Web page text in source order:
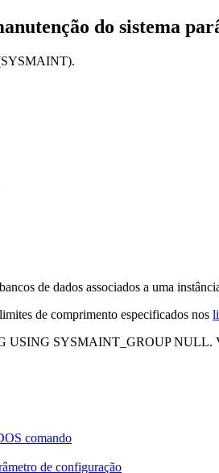
do sistema
(SYSMAINT).
de dados associados a uma
de comprimento especificados nos
USING SYSMAINT_GROUP NULL.
comando
de configuração